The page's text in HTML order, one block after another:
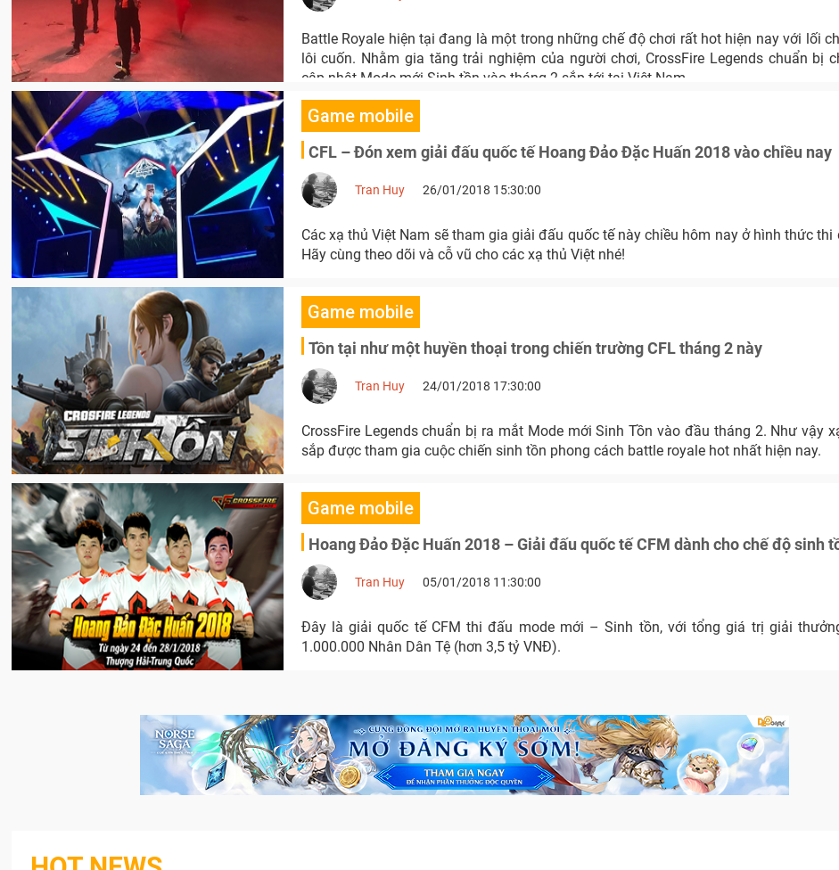
Battle Royale hiện tại đang là một trong những chế độ chơi rất hot hiện nay với lối
lôi cuốn. Nhằm gia tăng trải nghiệm của người chơi, CrossFire Legends chuẩn bị
cập nhật Mode mới Sinh tồn vào tháng 2 sắp tới tại Việt Nam.
Game mobile
CFL – Đón xem giải đấu quốc tế Hoang Đảo Đặc Huấn 2018 vào chiều nay
Tran Huy 26/01/2018 15:30:00
Các xạ thủ Việt Nam sẽ tham gia giải đấu quốc tế này chiều hôm nay ở hình thức thi
Hãy cùng theo dõi và cỗ vũ cho các xạ thủ Việt nhé!
Game mobile
Tồn tại như một huyền thoại trong chiến trường CFL tháng 2 này
Tran Huy 24/01/2018 17:30:00
CrossFire Legends chuẩn bị ra mắt Mode mới Sinh Tồn vào đầu tháng 2. Như vậy
sắp được tham gia cuộc chiến sinh tồn phong cách battle royale hot nhất hiện nay.
Game mobile
Hoang Đảo Đặc Huấn 2018 – Giải đấu quốc tế CFM dành cho chế độ sinh
Tran Huy 05/01/2018 11:30:00
Đây là giải quốc tế CFM thi đấu mode mới – Sinh tồn, với tổng giá trị giải
1.000.000 Nhân Dân Tệ (hơn 3,5 tỷ VNĐ).